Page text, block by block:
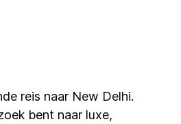
reis naar New Delhi.
bent naar luxe,